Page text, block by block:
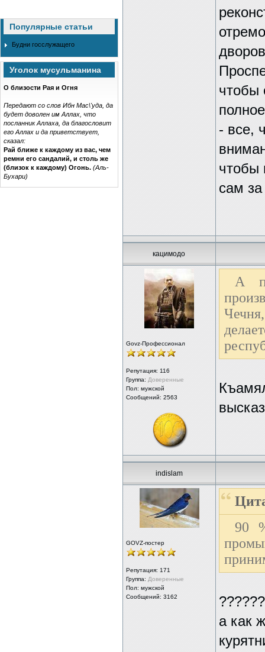
Популярные статьи
Будни госслужащего
Уголок мусульманина
О близости Рая и Огня
Передают со слов Ибн Мас\'уда, да
будет доволен им Аллах, что
посланник Аллаха, да благословит
его Аллах и да приветствует,
сказал:
Рай ближе к каждому из вас, чем
ремни его сандалий, и столь же
(близок к каждому) Огонь. (Аль-
Бухари)
чтобы
- все,
чтобы
сам
кацимодо
Govz-Профессионал
Репутация: 116
Группа: Доверенные
Пол: мужской
Сообщений: 2563
А
indislam
GOVZ-постер
Репутация: 171
Группа: Доверенные
Пол: мужской
Сообщений: 3162
90
а как